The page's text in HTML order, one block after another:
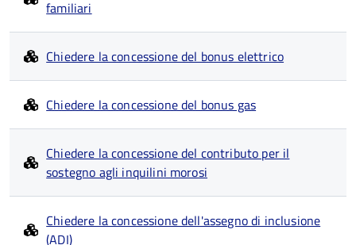
familiari
Chiedere la concessione del bonus elettrico
Chiedere la concessione del bonus gas
Chiedere la concessione del contributo per il
sostegno agli inquilini morosi
Chiedere la concessione dell'assegno di inclusione
(ADI)